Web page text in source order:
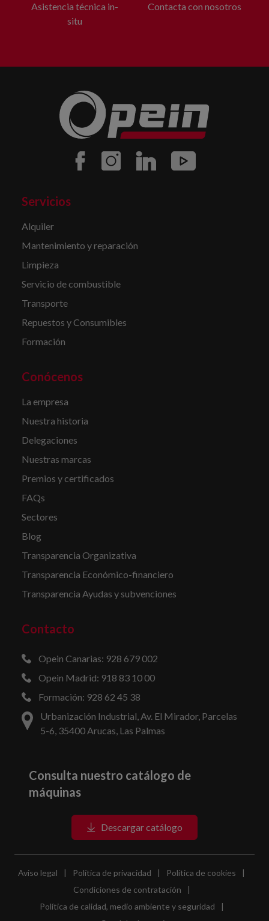
Asistencia técnica in-
situ
Contacta con nosotros
Servicios
Alquiler
Mantenimiento y reparación
Limpieza
Servicio de combustible
Transporte
Repuestos y Consumibles
Formación
Conócenos
La empresa
Nuestra historia
Delegaciones
Nuestras marcas
Premios y certificados
FAQs
Sectores
Blog
Transparencia Organizativa
Transparencia Económico-financiero
Transparencia Ayudas y subvenciones
Contacto
Opein Canarias: 928 679 002
Opein Madrid: 918 83 10 00
Formación: 928 62 45 38
Urbanización Industrial, Av. El Mirador, Parcelas
5-6, 35400 Arucas, Las Palmas
Consulta nuestro catálogo de
máquinas
Descargar catálogo
Aviso legal | Política de privacidad | Política de cookies
|
Condiciones de contratación
|
Política de calidad, medio ambiente y seguridad
|